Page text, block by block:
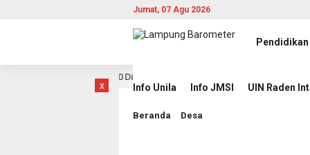
Jumat, 07 Agu 2026
Pendidikan
Info Unila Info JMSI UIN Raden
x
KI Pusat 2026–2030 Dikukuhkan, Rektor UIN RIL Dukung Penguatan Tata
Beranda Desa